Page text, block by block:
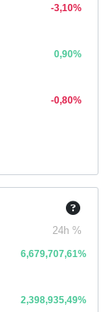
-3,10%
0,90%
-0,80%
24h %
6,679,707,61%
2,398,935,49%